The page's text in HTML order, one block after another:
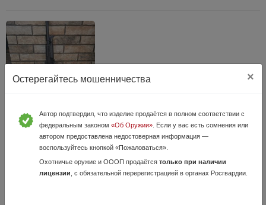
Сайга 12 К
1 Августа, в 11:22
65 000 руб.
Курская область, Щигры
сайга 12 к, новое сделано 10 выстрелов ,с этим прикладом цена 70
Остерегайтесь мошенничества ×
Автор подтвердил, что изделие продаётся в полном соответствии с
федеральным законом «Об Оружии». Если у вас есть сомнения или
автором предоставлена недостоверная информация —
воспользуйтесь кнопкой «Пожаловаться».
Охотничье оружие и ОООП продаётся только при наличии
лицензии , с обязательной перерегистрацией в органах Росгвардии.